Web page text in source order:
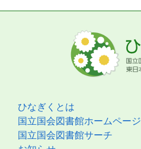
ひなぎくとは
国立国会図書館ホームページ
国立国会図書館サーチ